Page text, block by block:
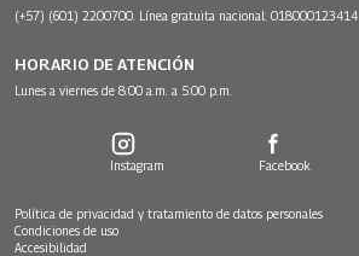
(+57) (601) 2200700. Línea gratuita nacional: 018000123414
HORARIO DE ATENCIÓN
Lunes a viernes de 8:00 a.m. a 5:00 p.m.
Instagram Facebook
Política de privacidad y tratamiento de datos personales
Condiciones de uso
Accesibilidad